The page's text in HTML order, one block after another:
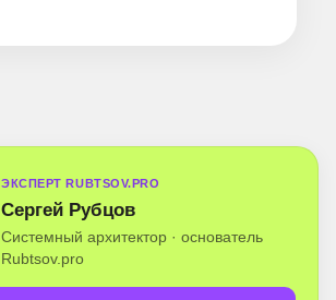
ЭКСПЕРТ RUBTSOV.PRO
Сергей Рубцов
Системный архитектор · основатель
Rubtsov.pro